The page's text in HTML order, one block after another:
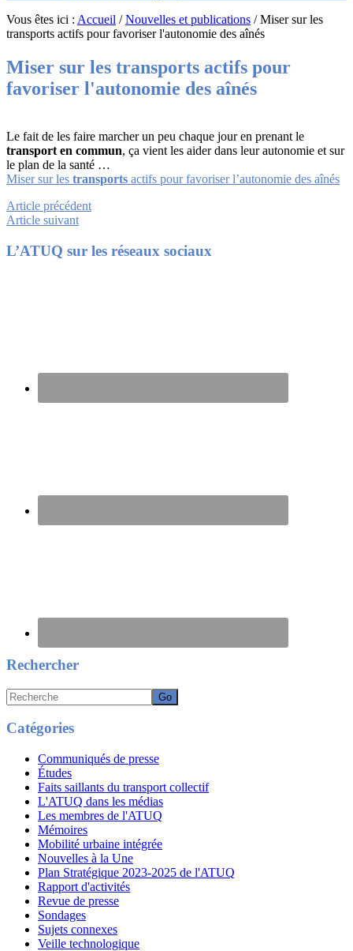
Vous êtes ici : Accueil /Nouvelles et publications /Miser sur les
transports actifs pour favoriser l'autonomie des aînés
Miser sur les transports actifs pour
favoriser l'autonomie des aînés
Le fait de les faire marcher un peu chaque jour en prenant le
transport en commun, ça vient les aider dans leur autonomie et sur
le plan de la santé …
Miser sur les transports actifs pour favoriser l’autonomie des aînés
Article précédent
Article suivant
Footer
L’ATUQ sur les réseaux sociaux
Rechercher
Recherche
Catégories
Communiqués de presse
Études
Faits saillants du transport collectif
L'ATUQ dans les médias
Les membres de l'ATUQ
Mémoires
Mobilité urbaine intégrée
Nouvelles à la Une
Plan Stratégique 2023-2025 de l'ATUQ
Rapport d'activités
Revue de presse
Sondages
Sujets connexes
Veille technologique